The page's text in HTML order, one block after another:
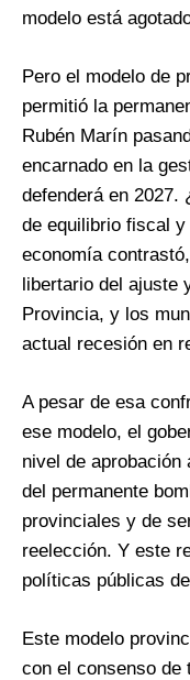
modelo está
Pero el modelo de
permitió la
Rubén Marín
encarnado en la
defenderá en 2027.
de equilibrio fiscal
economía
libertario del ajuste
Provincia, y los
actual recesión en
A pesar de esa
ese modelo, el
nivel de aprobación
del permanente
provinciales y de
reelección. Y este
políticas públicas
Este modelo
con el consenso de